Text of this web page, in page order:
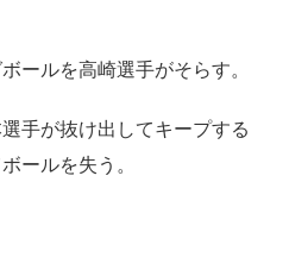
ールを高崎選手がそらす。
手が抜け出してキープする
ールを失う。